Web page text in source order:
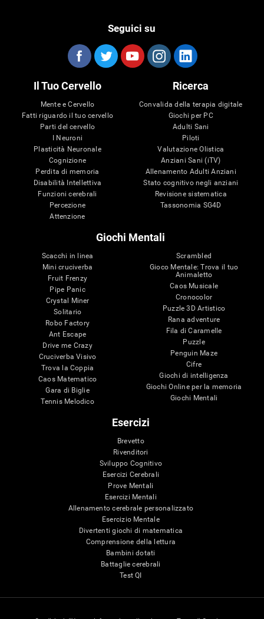
Seguici su
Il Tuo Cervello
Mente e Cervello
Fatti riguardo il tuo cervello
Parti del cervello
I Neuroni
Plasticità Neuronale
Cognizione
Perdita di memoria
Disabilità Intellettiva
Funzioni cerebrali
Percezione
Attenzione
Ricerca
Convalida della terapia digitale
Giochi per PC
Adulti Sani
Piloti
Valutazione Olistica
Anziani Sani (iTV)
Allenamento Adulti Anziani
Stato cognitivo negli anziani
Revisione sistematica
Tassonomia SG4D
Giochi Mentali
Scacchi in linea
Mini cruciverba
Fruit Frenzy
Pipe Panic
Crystal Miner
Solitario
Robo Factory
Ant Escape
Drive me Crazy
Cruciverba Visivo
Trova la Coppia
Caos Matematico
Gara di Biglie
Tennis Melodico
Scrambled
Gioco Mentale: Trova il tuo
Animaletto
Caos Musicale
Cronocolor
Puzzle 3D Artistico
Rana adventure
Fila di Caramelle
Puzzle
Penguin Maze
Cifre
Giochi di intelligenza
Giochi Online per la memoria
Giochi Mentali
Esercizi
Brevetto
Rivenditori
Sviluppo Cognitivo
Esercizi Cerebrali
Prove Mentali
Esercizi Mentali
Allenamento cerebrale personalizzato
Esercizio Mentale
Divertenti giochi di matematica
Comprensione della lettura
Bambini dotati
Battaglie cerebrali
Test QI